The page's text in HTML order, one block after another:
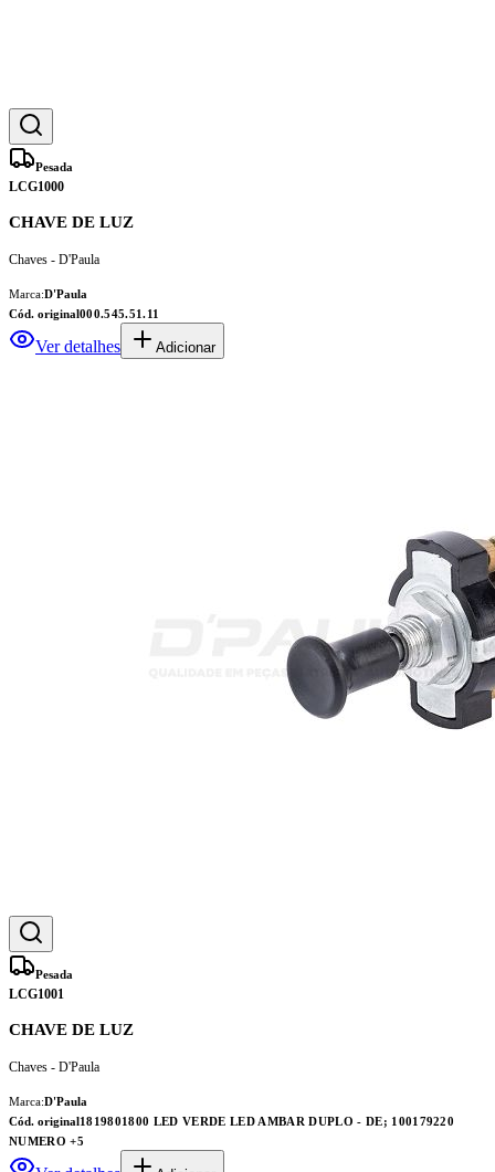
Pesada
LCG1000
CHAVE DE LUZ
Chaves - D'Paula
Marca:D'Paula
Cód. original000.545.51.11
Ver detalhes Adicionar
Pesada
LCG1001
CHAVE DE LUZ
Chaves - D'Paula
Marca:D'Paula
Cód. original1819801800 LED VERDE LED AMBAR DUPLO - DE; 100179220
NUMERO +5